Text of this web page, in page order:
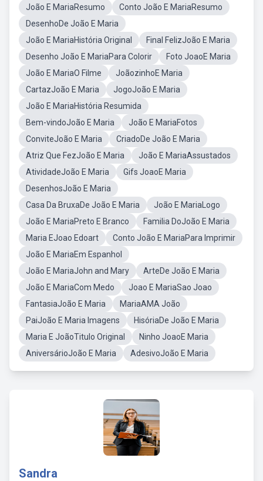
João E MariaResumo
Conto João E MariaResumo
DesenhoDe João E Maria
João E MariaHistória Original
Final FelizJoão E Maria
Desenho João E MariaPara Colorir
Foto JoaoE Maria
João E MariaO Filme
JoãozinhoE Maria
CartazJoão E Maria
JogoJoão E Maria
João E MariaHistória Resumida
Bem-vindoJoão E Maria
João E MariaFotos
ConviteJoão E Maria
CriadoDe João E Maria
Atriz Que FezJoão E Maria
João E MariaAssustados
AtividadeJoão E Maria
Gifs JoaoE Maria
DesenhosJoão E Maria
Casa Da BruxaDe João E Maria
João E MariaLogo
João E MariaPreto E Branco
Familia DoJoão E Maria
Maria EJoao Edoart
Conto João E MariaPara Imprimir
João E MariaEm Espanhol
João E MariaJohn and Mary
ArteDe João E Maria
João E MariaCom Medo
Joao E MariaSao Joao
FantasiaJoão E Maria
MariaAMA João
PaiJoão E Maria Imagens
HisóriaDe João E Maria
Maria E JoãoTitulo Original
Ninho JoaoE Maria
AniversárioJoão E Maria
AdesivoJoão E Maria
Sandra